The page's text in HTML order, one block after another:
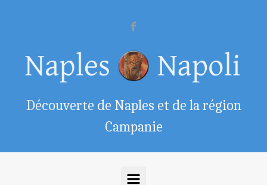
Découverte de Naples et de la région
Campanie